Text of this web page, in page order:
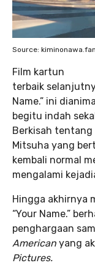
Source:
Film kartun
terbaik
Name.” ini
begitu indah
Berkisah tentang
Mitsuha yang
kembali normal
mengalami
Hingga akhirnya
“Your Name.”
penghargaan
American yang
Pictures.